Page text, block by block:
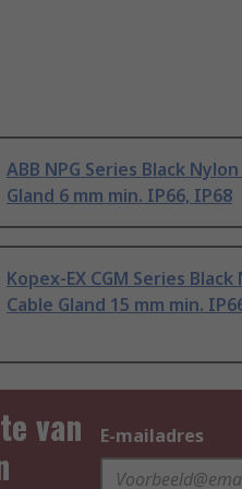
ABB NPG Series Black
Gland 6 mm min. IP66, IP68
Kopex-EX CGM Series Black
Cable Gland 15 mm min.
van
E-mailadres